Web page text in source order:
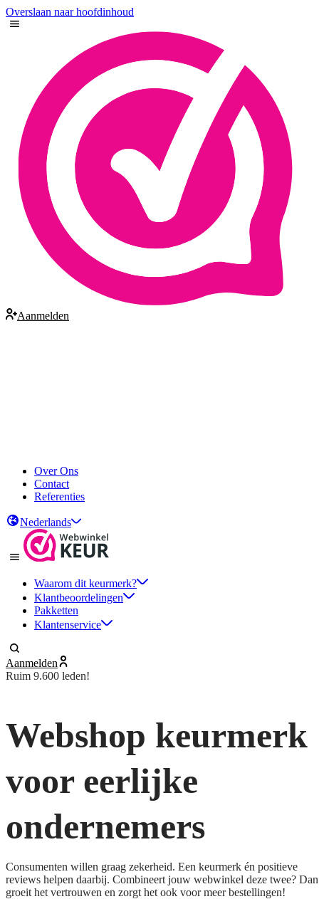
Overslaan naar hoofdinhoud
Aanmelden
Over Ons
Contact
Referenties
Nederlands
Waarom dit keurmerk?
Klantbeoordelingen
Pakketten
Klantenservice
Aanmelden
Ruim 9.600 leden!
Webshop keurmerk
voor eerlijke
ondernemers
Consumenten willen graag zekerheid. Een keurmerk én positieve
reviews helpen daarbij. Combineert jouw webwinkel deze twee? Dan
groeit het vertrouwen en zorgt het ook voor meer bestellingen!